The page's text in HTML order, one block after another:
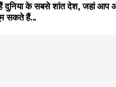
दुनिया के सबसे शांत देश, जहां आप
सकते हैं…